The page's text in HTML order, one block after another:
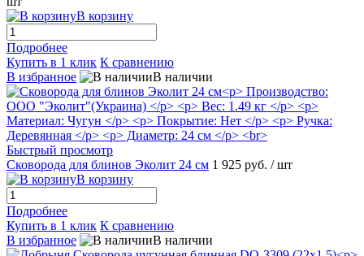
В корзину
Подробнее
Купить в 1 клик К сравнению
В избранное
В наличии
Быстрый просмотр
Сковорода для блинов Эколит 24 см 1 925 руб. / шт
В корзину
Подробнее
Купить в 1 клик К сравнению
В избранное
В наличии